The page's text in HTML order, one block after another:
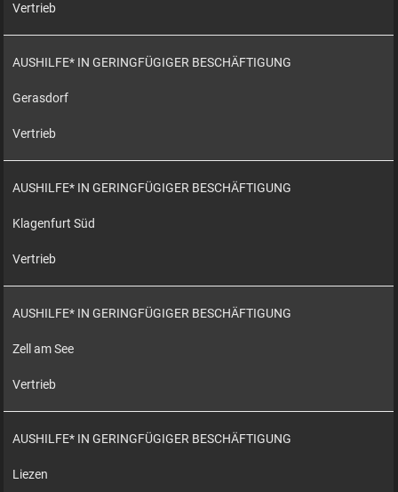
Vertrieb
AUSHILFE* IN GERINGFÜGIGER BESCHÄFTIGUNG
Gerasdorf
Vertrieb
AUSHILFE* IN GERINGFÜGIGER BESCHÄFTIGUNG
Klagenfurt Süd
Vertrieb
AUSHILFE* IN GERINGFÜGIGER BESCHÄFTIGUNG
Zell am See
Vertrieb
AUSHILFE* IN GERINGFÜGIGER BESCHÄFTIGUNG
Liezen